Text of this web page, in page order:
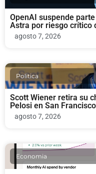
OpenAI suspende
Astra por riesgo crítico
agosto 7, 2026
Politica
Scott Wiener retira su
Pelosi en San Francisco
agosto 7, 2026
Economia